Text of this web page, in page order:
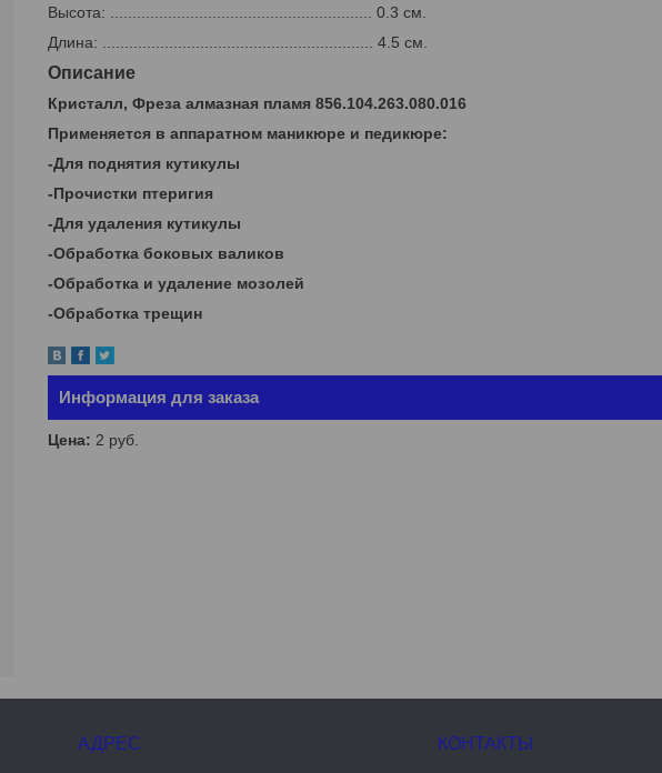
Высота: ........................................................... 0.3 см.
Длина: ............................................................. 4.5 см.
Описание
Кристалл, Фреза алмазная пламя 856.104.263.080.016
Применяется в аппаратном маникюре и педикюре:
-Для поднятия кутикулы
-Прочистки птеригия
-Для удаления кутикулы
-Обработка боковых валиков
-Обработка и удаление мозолей
-Обработка трещин
Информация для заказа
Цена: 2 руб.